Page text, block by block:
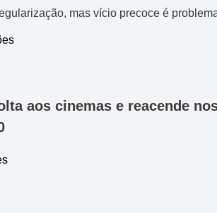
mas vício precoce é
aos cinemas e reacende